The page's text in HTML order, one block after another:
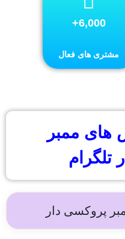
6,000+
مشتری های فعال
های ممبر
تلگرام
پروکسی دار